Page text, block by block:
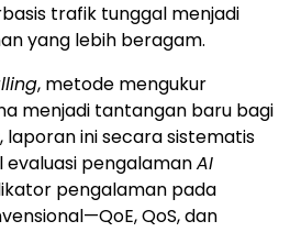
trafik tunggal menjadi
yang lebih beragam.
, metode mengukur
menjadi tantangan baru bagi
laporan ini secara sistematis
evaluasi pengalamanAI
pengalaman pada
QoS, dan